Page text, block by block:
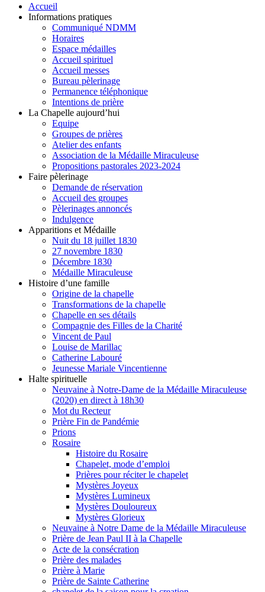
Accueil
Informations pratiques
Communiqué NDMM
Horaires
Espace médailles
Accueil spirituel
Accueil messes
Bureau pèlerinage
Permanence téléphonique
Intentions de prière
La Chapelle aujourd’hui
Equipe
Groupes de prières
Atelier des enfants
Association de la Médaille Miraculeuse
Propositions pastorales 2023-2024
Faire pèlerinage
Demande de réservation
Accueil des groupes
Pèlerinages annoncés
Indulgence
Apparitions et Médaille
Nuit du 18 juillet 1830
27 novembre 1830
Décembre 1830
Médaille Miraculeuse
Histoire d’une famille
Origine de la chapelle
Transformations de la chapelle
Chapelle en ses détails
Compagnie des Filles de la Charité
Vincent de Paul
Louise de Marillac
Catherine Labouré
Jeunesse Mariale Vincentienne
Halte spirituelle
Neuvaine à Notre-Dame de la Médaille Miraculeuse
(2020) en direct à 18h30
Mot du Recteur
Prière Fin de Pandémie
Prions
Rosaire
Histoire du Rosaire
Chapelet, mode d’emploi
Prières pour réciter le chapelet
Mystères Joyeux
Mystères Lumineux
Mystères Douloureux
Mystères Glorieux
Neuvaine à Notre Dame de la Médaille Miraculeuse
Prière de Jean Paul II à la Chapelle
Acte de la consécration
Prière des malades
Prière à Marie
Prière de Sainte Catherine